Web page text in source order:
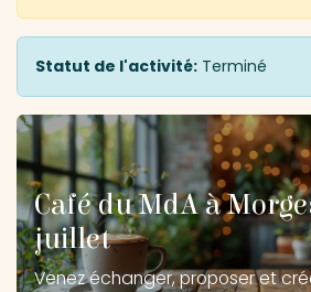
Statut de l'activité: Terminé
Café du MdA à
juillet
Venez échanger, proposer et